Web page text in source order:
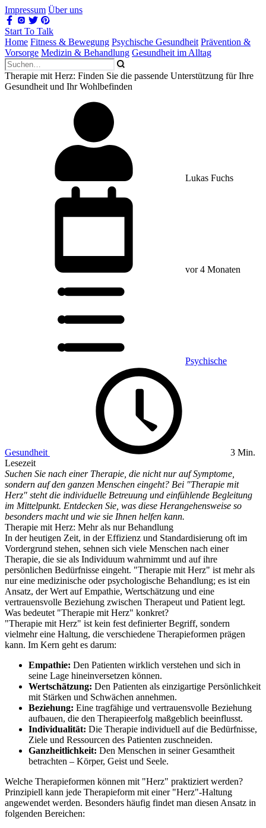
Impressum Über uns
Start To Talk
Home Fitness & Bewegung Psychische Gesundheit Prävention &
Vorsorge Medizin & Behandlung Gesundheit im Alltag
Therapie mit Herz: Finden Sie die passende Unterstützung für Ihre
Gesundheit und Ihr Wohlbefinden
Lukas Fuchs
vor 4 Monaten
Psychische
Gesundheit
3 Min.
Lesezeit
Suchen Sie nach einer Therapie, die nicht nur auf Symptome,
sondern auf den ganzen Menschen eingeht? Bei "Therapie mit
Herz" steht die individuelle Betreuung und einfühlende Begleitung
im Mittelpunkt. Entdecken Sie, was diese Herangehensweise so
besonders macht und wie sie Ihnen helfen kann.
Therapie mit Herz: Mehr als nur Behandlung
In der heutigen Zeit, in der Effizienz und Standardisierung oft im
Vordergrund stehen, sehnen sich viele Menschen nach einer
Therapie, die sie als Individuum wahrnimmt und auf ihre
persönlichen Bedürfnisse eingeht. "Therapie mit Herz" ist mehr als
nur eine medizinische oder psychologische Behandlung; es ist ein
Ansatz, der Wert auf Empathie, Wertschätzung und eine
vertrauensvolle Beziehung zwischen Therapeut und Patient legt.
Was bedeutet "Therapie mit Herz" konkret?
"Therapie mit Herz" ist kein fest definierter Begriff, sondern
vielmehr eine Haltung, die verschiedene Therapieformen prägen
kann. Im Kern geht es darum:
Empathie: Den Patienten wirklich verstehen und sich in
seine Lage hineinversetzen können.
Wertschätzung: Den Patienten als einzigartige Persönlichkeit
mit Stärken und Schwächen annehmen.
Beziehung: Eine tragfähige und vertrauensvolle Beziehung
aufbauen, die den Therapieerfolg maßgeblich beeinflusst.
Individualität: Die Therapie individuell auf die Bedürfnisse,
Ziele und Ressourcen des Patienten zuschneiden.
Ganzheitlichkeit: Den Menschen in seiner Gesamtheit
betrachten – Körper, Geist und Seele.
Welche Therapieformen können mit "Herz" praktiziert werden?
Prinzipiell kann jede Therapieform mit einer "Herz"-Haltung
angewendet werden. Besonders häufig findet man diesen Ansatz in
folgenden Bereichen: